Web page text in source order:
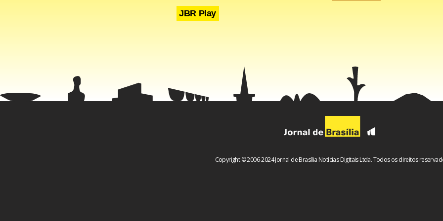
JBR Play
Copyright © 2006-2024 Jornal de Brasília Notícias Digitais Ltda. Todos os direitos